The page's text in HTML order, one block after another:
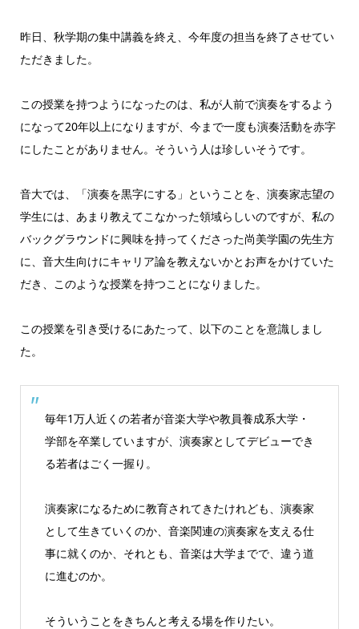
昨日、秋学期の集中講義を終え、今年度の担当を終了させてい
ただきました。
この授業を持つようになったのは、私が人前で演奏をするよう
になって20年以上になりますが、今まで一度も演奏活動を赤字
にしたことがありません。そういう人は珍しいそうです。
音大では、「演奏を黒字にする」ということを、演奏家志望の
学生には、あまり教えてこなかった領域らしいのですが、私の
バックグラウンドに興味を持ってくださった尚美学園の先生方
に、音大生向けにキャリア論を教えないかとお声をかけていた
だき、このような授業を持つことになりました。
この授業を引き受けるにあたって、以下のことを意識しまし
た。
毎年1万人近くの若者が音楽大学や教員養成系大学・
学部を卒業していますが、演奏家としてデビューでき
る若者はごく一握り。
演奏家になるために教育されてきたけれども、演奏家
として生きていくのか、音楽関連の演奏家を支える仕
事に就くのか、それとも、音楽は大学までで、違う道
に進むのか。
そういうことをきちんと考える場を作りたい。